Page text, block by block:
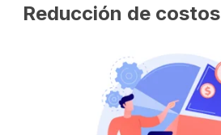
Reducción de costos